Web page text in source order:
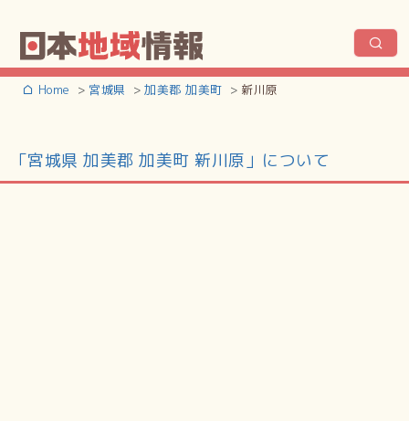
Home 宮城県 加美郡 加美町 新川原
「宮城県 加美郡 加美町 新川原」について